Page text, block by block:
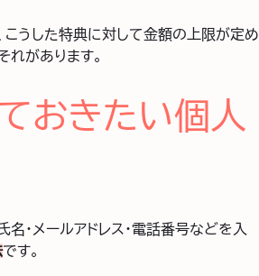
こうした特典に対して金額の上限が定め
があります。
おきたい個人
・メールアドレス・電話番号などを入
です。